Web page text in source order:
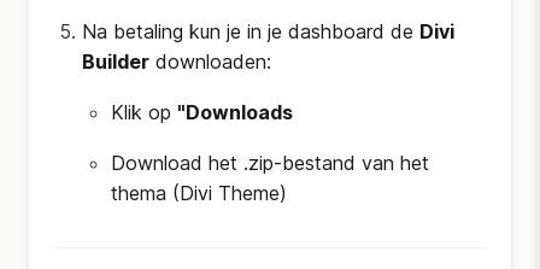
Na betaling kun je in je dashboard de Divi
Builder downloaden:
Klik op "Downloads
Download het .zip-bestand van het
thema (Divi Theme)